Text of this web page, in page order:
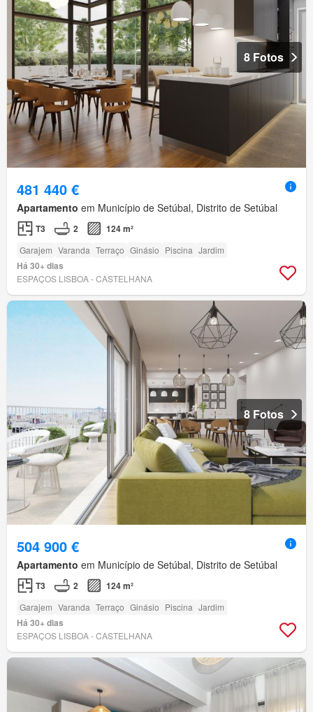
8 Fotos
481 440 €
Apartamento em Município de Setúbal, Distrito de Setúbal
T3 2 124 m²
Garajem Varanda Terraço Ginásio Piscina Jardim
Há 30+ dias
ESPAÇOS LISBOA - CASTELHANA
8 Fotos
504 900 €
Apartamento em Município de Setúbal, Distrito de Setúbal
T3 2 124 m²
Garajem Varanda Terraço Ginásio Piscina Jardim
Há 30+ dias
ESPAÇOS LISBOA - CASTELHANA